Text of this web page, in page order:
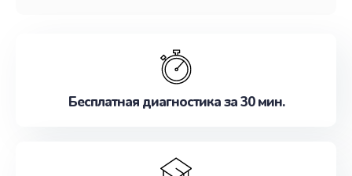
Бесплатная диагностика за 30 мин.